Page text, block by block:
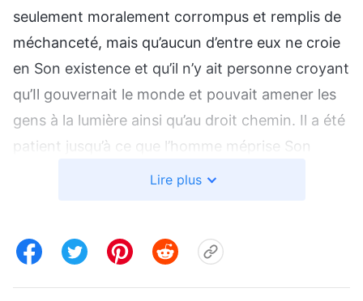
seulement moralement corrompus et remplis de
méchanceté, mais qu’aucun d’entre eux ne croie
en Son existence et qu’il n’y ait personne croyant
qu’Il gouvernait le monde et pouvait amener les
gens à la lumière ainsi qu’au droit chemin. Il a été
patient jusqu’à ce que l’homme méprise Son
existence et ne Lui permette pas d’exister. Une
supporter. Par quoi serait-elle remplacée ? La
Lire plus